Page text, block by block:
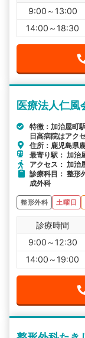
9:00～13:00
14:00～18:30
医療法人仁風
特徴：加治屋町
日高病院はアク
住所：鹿児島県
最寄り駅： 加
アクセス： 加治
診療科目： 整形
成外科
整形外科 土曜日
診療時間
9:00～12:30
14:00～19:00